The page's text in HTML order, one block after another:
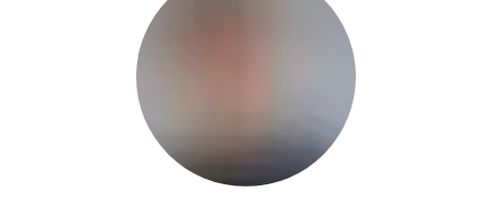
другого, не доступного из Рандстада,
экспириенса!